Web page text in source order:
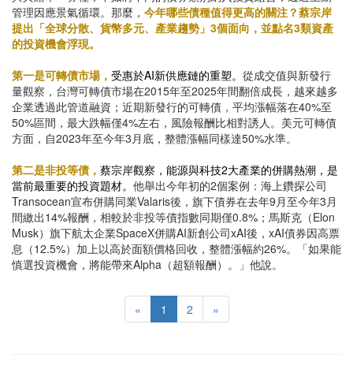
管理因應景氣循環。那麼， 今年哪些債種值得更高的關注？蔡宗岸
提出「全球分散、貨幣多元、產業趨勢」3個面向，並點名3類資產
的投資機會浮現。
第一是可轉債市場， 受惠於AI新供應鏈的重塑。 從成交值與新發行
量觀察，台灣可轉債市場在2015年至2025年間翻倍成長，越來越多
企業透過此管道融資；近期新發行的可轉債，平均漲幅落在40%至
50%區間，最大跌幅僅4%左右，風險報酬比相對誘人。美元可轉債
方面，自2023年至今年3月底，整體漲幅同樣達50%水準。
第二是非投等債， 蔡宗岸觀察，能源與科技2大產業的併購熱潮，是
當前最重要的投資題材。 他舉出今年初的2個案例：海上鑽探公司
Transocean宣布併購同業Valaris後，旗下債券在去年9月至今年3月
間繳出14%報酬，相較於非投等債指數同期僅0.8%；馬斯克（Elon
Musk）旗下航太企業SpaceX併購AI新創公司xAI後，xAI債券因高票
息（12.5%）加上以高於面額價格回收，整體漲幅約26%。「如果能
慎選投資機會，將能帶來Alpha（超額報酬）。」他說。
« 1 2 »